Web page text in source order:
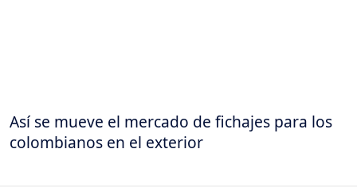
Así se mueve el mercado de fichajes para los
colombianos en el exterior